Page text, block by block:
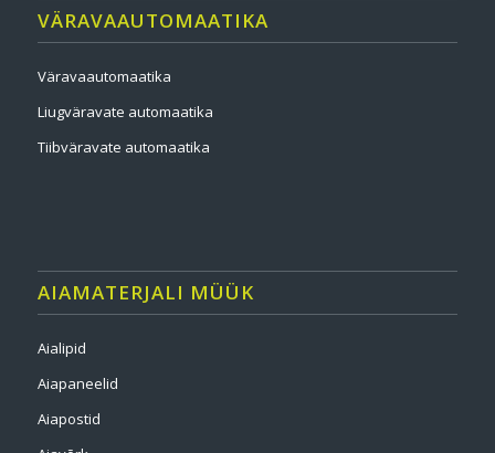
VÄRAVAAUTOMAATIKA
Väravaautomaatika
Liugväravate automaatika
Tiibväravate automaatika
AIAMATERJALI MÜÜK
Aialipid
Aiapaneelid
Aiapostid